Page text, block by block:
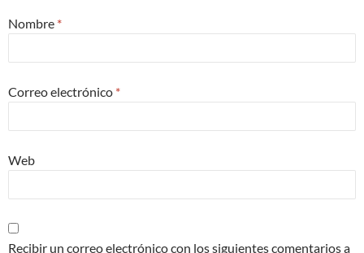
Nombre *
Correo electrónico *
Web
Recibir un correo electrónico con los siguientes comentarios a